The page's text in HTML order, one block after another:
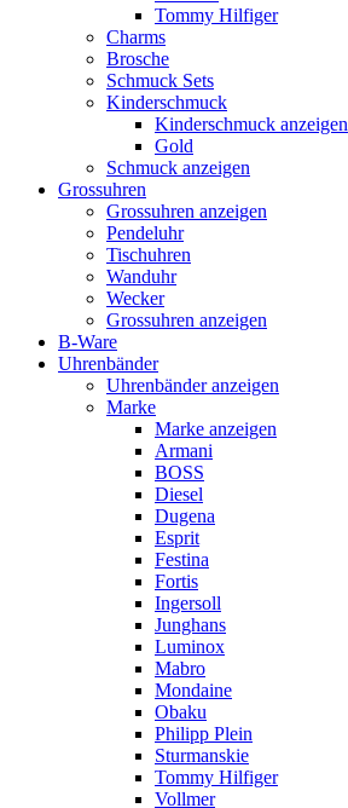
Tommy Hilfiger
Charms
Brosche
Schmuck Sets
Kinderschmuck
Kinderschmuck anzeigen
Gold
Schmuck anzeigen
Grossuhren
Grossuhren anzeigen
Pendeluhr
Tischuhren
Wanduhr
Wecker
Grossuhren anzeigen
B-Ware
Uhrenbänder
Uhrenbänder anzeigen
Marke
Marke anzeigen
Armani
BOSS
Diesel
Dugena
Esprit
Festina
Fortis
Ingersoll
Junghans
Luminox
Mabro
Mondaine
Obaku
Philipp Plein
Sturmanskie
Tommy Hilfiger
Vollmer